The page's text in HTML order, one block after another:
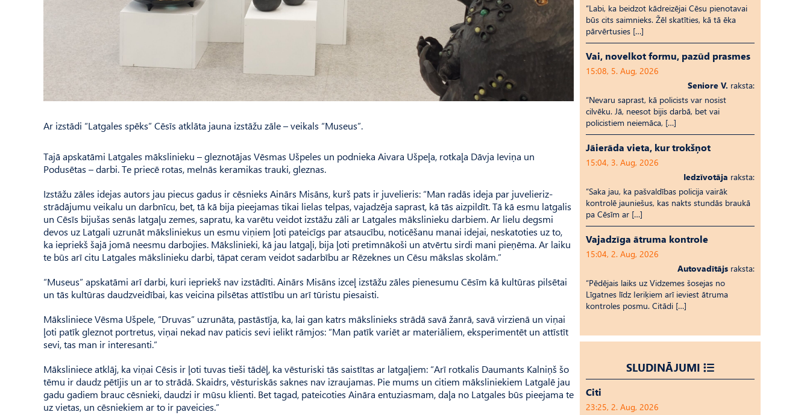
Ar izstādi “Latgales spēks” Cēsīs atklāta jauna izstāžu zāle – veikals “Museus”.
Tajā apskatāmi Latgales mākslinieku – gleznotājas Vēs­mas Ušpeles un podnieka Aivara Ušpeļa, rotkaļa Dāvja Ieviņa un
Podusētas – darbi. Te priecē rotas, melnās keramikas trauki, gleznas.
Izstāžu zāles idejas autors jau piecus gadus ir cēsnieks Ainārs Misāns, kurš pats ir juvelieris: “Man radās ideja par juvelieriz­
strādājumu veikalu un darbnīcu, bet, tā kā bija pieejamas tikai lielas telpas, vajadzēja saprast, kā tās aizpildīt. Tā kā esmu latgalis
un Cēsīs bijušas senās latgaļu zemes, sapratu, ka varētu veidot izstāžu zāli ar Latgales mākslinieku darbiem. Ar lielu degsmi
devos uz Latgali uzrunāt māksliniekus un esmu viņiem ļoti pateicīgs par atsaucību, noticēšanu manai idejai, neskatoties uz to,
ka iepriekš šajā jomā neesmu darbojies. Māksli­nieki, kā jau latgaļi, bija ļoti pretimnākoši un atvērtu sirdi mani pieņēma. Ar laiku
te būs arī citu Latgales mākslinieku darbi, tāpat ceram veidot sadarbību ar Rēzeknes un Cēsu mākslas skolām.”
“Museus” apskatāmi arī darbi, kuri iepriekš nav izstādīti. Ainārs Misāns izceļ izstāžu zāles pienesumu Cēsīm kā kultūras pilsētai
un tās kultūras daudzveidībai, kas veicina pilsētas attīstību un arī tūristu piesaisti.
Māksliniece Vēsma Ušpele, “Druvas” uzrunāta, pastāstīja, ka, lai gan katrs mākslinieks strādā savā žanrā, savā virzienā un viņai
ļoti patīk gleznot portretus, viņai nekad nav paticis sevi ielikt rāmjos: “Man patīk variēt ar materi­āliem, eksperimentēt un attīstīt
sevi, tas man ir interesanti.”
Māksliniece atklāj, ka viņai Cēsis ir ļoti tuvas tieši tādēļ, ka vēsturiski tās saistītas ar latgaļiem: “Arī rotkalis Daumants Kalniņš šo
tēmu ir daudz pētījis un ar to strādā. Skaidrs, vēsturiskās saknes nav izraujamas. Pie mums un citiem māksliniekiem Latgalē jau
gadu gadiem brauc cēsnieki, daudzi ir mūsu klienti. Bet tagad, pateicoties Aināra entuziasmam, daļa no Latgales būs pieejama te
uz vietas, un cēsniekiem ar to ir paveicies.”
“Labi, ka beidzot kādreizējai Cēsu pienotavai
būs cits saimnieks. Žēl skatīties, kā tā ēka
pārvērtusies […]
Vai, novelkot formu, pazūd prasmes
15:08, 5. Aug, 2026
Seniore V. raksta:
“Nevaru saprast, kā policists var nosist
cilvēku. Jā, neesot bijis darbā, bet vai
policistiem neiemāca, […]
Jāierāda vieta, kur trokšņot
15:04, 3. Aug, 2026
Iedzīvotāja raksta:
“Saka jau, ka pašvaldības policija vairāk
kontrolē jauniešus, kas nakts stundās braukā
pa Cēsīm ar […]
Vajadzīga ātruma kontrole
15:04, 2. Aug, 2026
Autovadītājs raksta:
“Pēdējais laiks uz Vid­ze­mes šosejas no
Līgatnes līdz Ieriķiem arī ieviest ātruma
kontroles posmu. Citādi […]
SLUDINĀJUMI
Citi
23:25, 2. Aug, 2026